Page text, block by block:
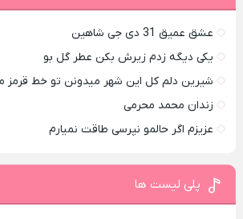
عشق عمیق 31 دی جی شاهین
یکی دیگه زدم زیرش بکن عطر گل بو
شیرین دلم کل این شهر میدونن تو خط قرمز
زندان محمد محرمی
عزیزم اگر حالمو نپرسی طاقت نمیارم
پلی لیست ها